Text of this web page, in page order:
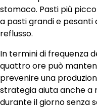
stomaco. Pasti più
a pasti grandi e
reflusso.
In termini di frequenza
quattro ore può
prevenire una
strategia aiuta anche a
durante il giorno senza